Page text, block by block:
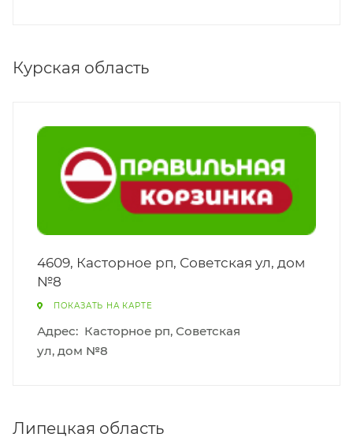
Курская область
4609, Касторное рп, Советская ул, дом
№8
ПОКАЗАТЬ НА КАРТЕ
Адрес: Касторное рп, Советская
ул, дом №8
Липецкая область